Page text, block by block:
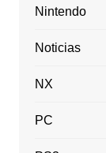
Nintendo
Noticias
NX
PC